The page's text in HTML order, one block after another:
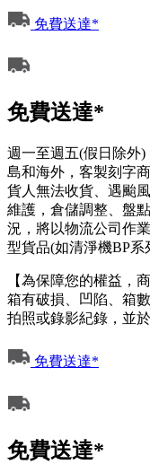
免費送達*
免費送達*
週一至週五(假日除外
島和海外，客製刻字
貨人無法收貨、遇颱
維護，倉儲調整、盤
況，將以物流公司作
型貨品(如清淨機BP系
【為保障您的權益，
箱有破損、凹陷、箱
拍照或錄影紀錄，並
免費送達*
免費送達*